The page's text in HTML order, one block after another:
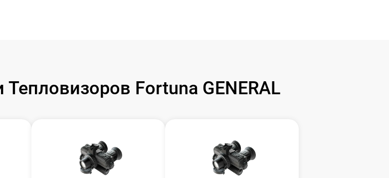
450 р
Fortuna GENERAL